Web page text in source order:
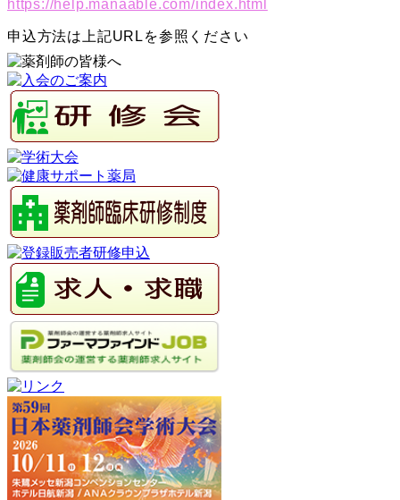
https://help.manaable.com/index.html
申込方法は上記URLを参照ください